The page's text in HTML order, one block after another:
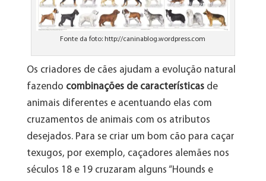
Fonte da foto: http://caninablog.wordpress.com
Os criadores de cães ajudam a evolução natural
fazendo combinações de característicasde
animais diferentes e acentuando elas com
cruzamentos de animais com os atributos
desejados. Para se criar um bom cão para caçar
texugos, por exemplo, caçadores alemães nos
séculos 18 e 19 cruzaram alguns “Hounds e